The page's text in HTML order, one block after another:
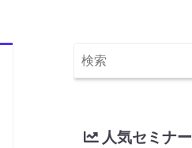
人気セミナー